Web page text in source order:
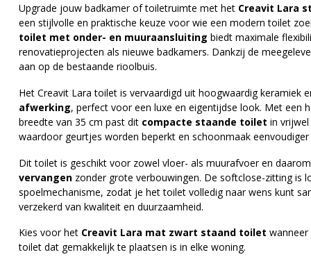
Upgrade jouw badkamer of toiletruimte met het Creavit Lara
een stijlvolle en praktische keuze voor wie een modern toilet
toilet met onder- en muuraansluiting biedt maximale
renovatieprojecten als nieuwe badkamers. Dankzij de
aan op de bestaande rioolbuis.
Het Creavit Lara toilet is vervaardigd uit hoogwaardig keramiek
afwerking, perfect voor een luxe en eigentijdse look. Met een
breedte van 35 cm past dit compacte staande toilet in
waardoor geurtjes worden beperkt en schoonmaak
Dit toilet is geschikt voor zowel vloer- als muurafvoer en
vervangen zonder grote verbouwingen. De softclose-zitting is
spoelmechanisme, zodat je het toilet volledig naar wens kunt
verzekerd van kwaliteit en duurzaamheid.
Kies voor het Creavit Lara mat zwart staand toilet
toilet dat gemakkelijk te plaatsen is in elke woning.